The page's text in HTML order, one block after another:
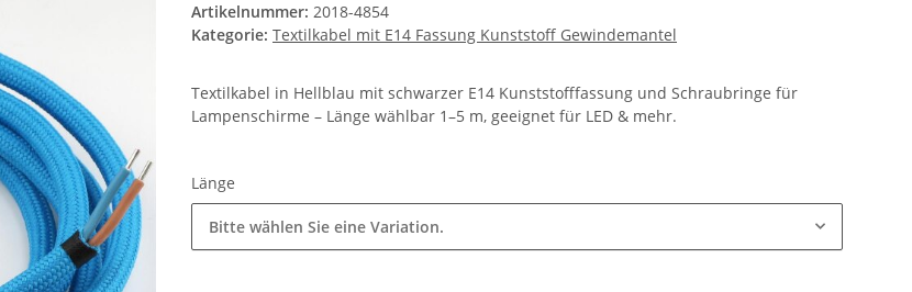
Artikelnummer: 2018-4854
Kategorie: Textilkabel mit E14 Fassung Kunststoff Gewindemantel
Textilkabel in Hellblau mit schwarzer E14 Kunststofffassung und Schraubringe für
Lampenschirme – Länge wählbar 1–5 m, geeignet für LED & mehr.
Länge
Bitte wählen Sie eine Variation.